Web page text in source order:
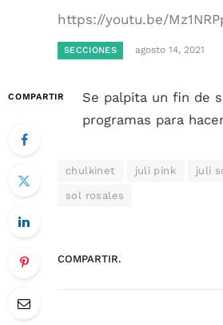
https://youtu.be/
SECCIONES agosto 14, 2021
COMPARTIR
Se palpita un fin de
programas para
chulkinet juli pink juli
sol rosales
COMPARTIR.